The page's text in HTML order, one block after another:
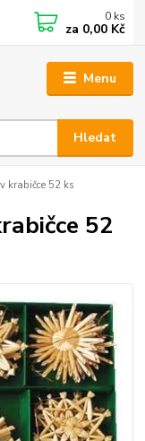
Menu
Hledat
0 ks
za 0,00 Kč
krabičce 52 ks
52